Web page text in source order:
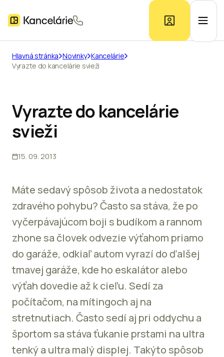
Prieskum trhu
Hlavná stránka Novinky Kancelárie
Vyrazte do kancelárie svieži
Vyrazte do kancelárie
svieži
15. 09. 2013
Máte sedavý spôsob života a nedostatok
zdravého pohybu? Často sa stáva, že po
vyčerpávajúcom boji s budíkom a rannom
zhone sa človek odvezie výťahom priamo
do garáže, odkiaľ autom vyrazí do ďalšej
tmavej garáže, kde ho eskalátor alebo
výťah dovedie až k cieľu. Sedí za
počítačom, na mítingoch aj na
stretnutiach. Často sedí aj pri oddychu a
športom sa stáva ťukanie prstami na ultra
tenký a ultra malý displej. Takýto spôsob